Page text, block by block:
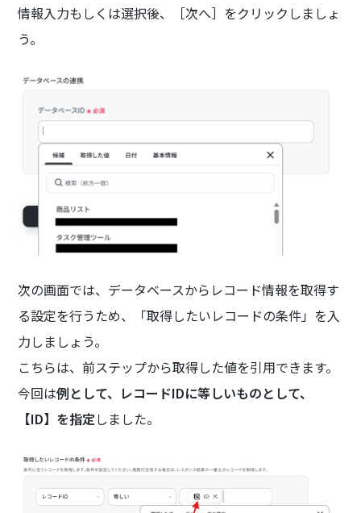
情報入力もしくは選択後、［次へ］をクリックしましょ
う。
次の画面では、データベースからレコード情報を取得す
る設定を行うため、「取得したいレコードの条件」を入
力しましょう。
こちらは、前ステップから取得した値を引用できます。
今回は例として、レコードIDに等しいものとして、
【ID】を指定しました。